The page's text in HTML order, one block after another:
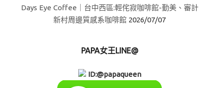
Days Eye Coffee｜台中西區:輕侘寂咖啡館-勤美、審計
新村周邊質感系咖啡館 2026/07/07
PAPA女王LINE@
ID:@papaqueen